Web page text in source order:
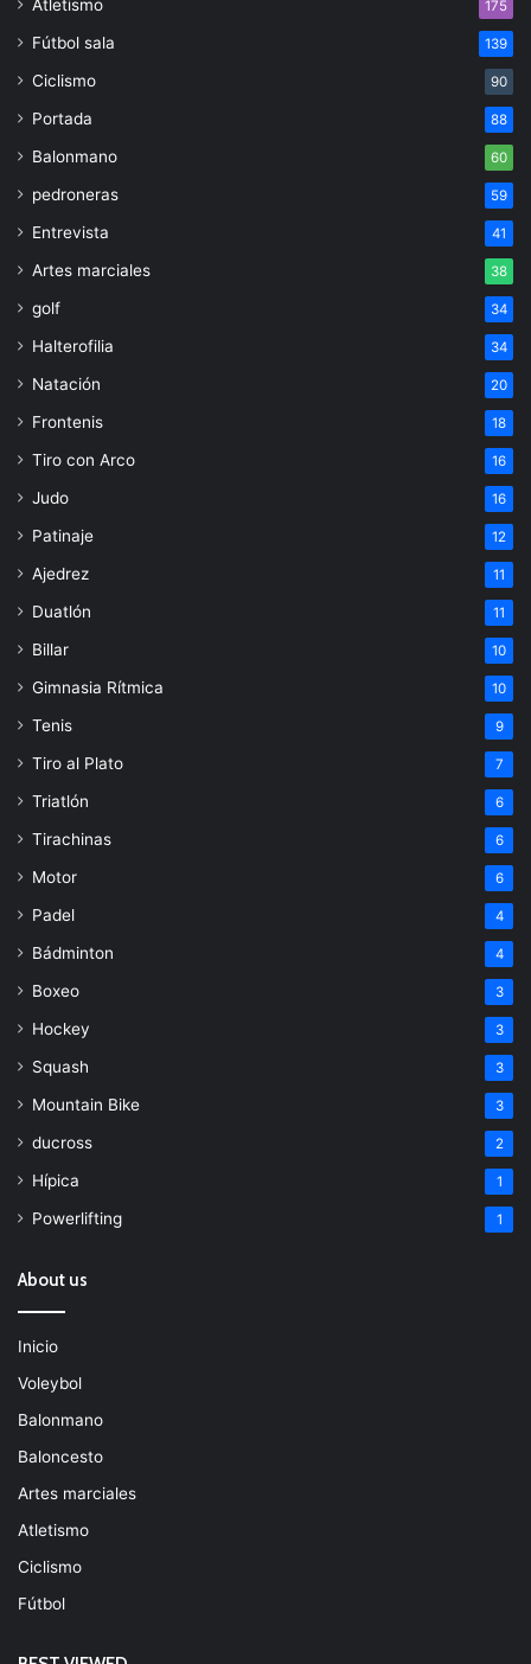
Atletismo 175
Fútbol sala 139
Ciclismo 90
Portada 88
Balonmano 60
pedroneras 59
Entrevista 41
Artes marciales 38
golf 34
Halterofilia 34
Natación 20
Frontenis 18
Tiro con Arco 16
Judo 16
Patinaje 12
Ajedrez 11
Duatlón 11
Billar 10
Gimnasia Rítmica 10
Tenis 9
Tiro al Plato 7
Triatlón 6
Tirachinas 6
Motor 6
Padel 4
Bádminton 4
Boxeo 3
Hockey 3
Squash 3
Mountain Bike 3
ducross 2
Hípica 1
Powerlifting 1
About us
Inicio
Voleybol
Balonmano
Baloncesto
Artes marciales
Atletismo
Ciclismo
Fútbol